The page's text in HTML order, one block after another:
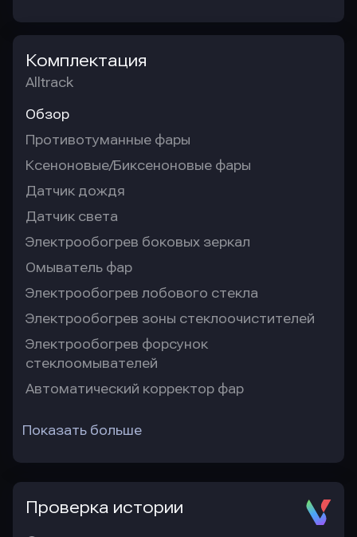
Комплектация
Alltrack
Обзор
Противотуманные фары
Ксеноновые/Биксеноновые фары
Датчик дождя
Датчик света
Электрообогрев боковых зеркал
Омыватель фар
Электрообогрев лобового стекла
Электрообогрев зоны стеклоочистителей
Электрообогрев форсунок
стеклоомывателей
Автоматический корректор фар
Показать больше
Проверка истории